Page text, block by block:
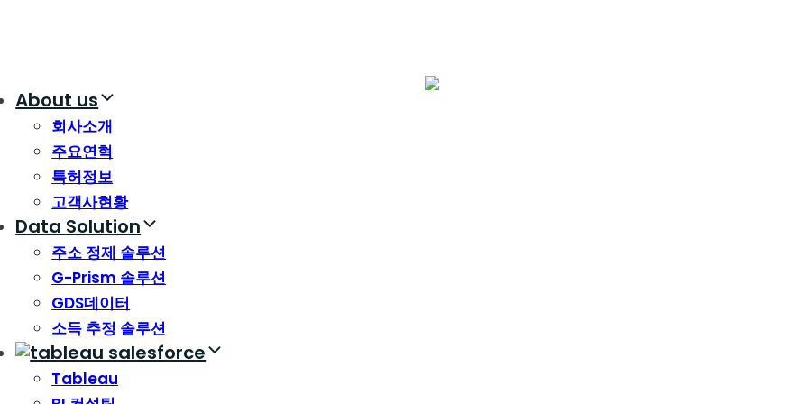
About us
회사소개
주요연혁
특허정보
고객사현황
Data Solution
주소 정제 솔루션
G-Prism 솔루션
GDS데이터
소득 추정 솔루션
Tableau